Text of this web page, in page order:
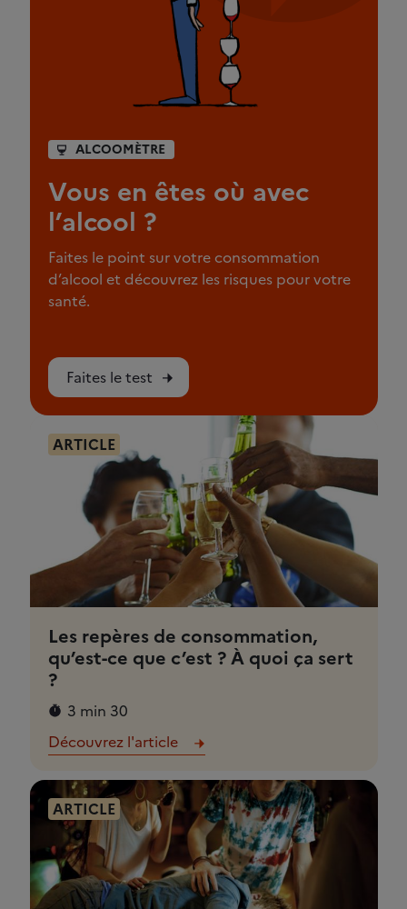
ALCOOMÈTRE
Vous en êtes où avec
l’alcool ?
Faites le point sur votre consommation
d’alcool et découvrez les risques pour votre
santé.
Faites le test
ARTICLE
Les repères de consommation,
qu’est-ce que c’est ? À quoi ça sert
?
3 min 30
Découvrez l'article
ARTICLE